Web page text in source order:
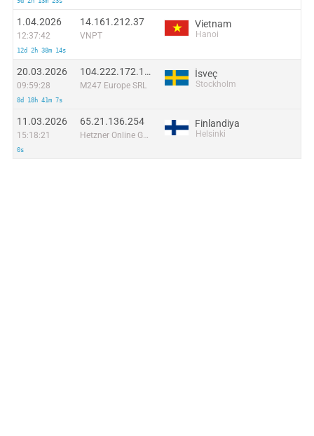
1.04.2026
12:37:42
12d 2h 38m 14s
14.161.212.37
VNPT
Vietnam
Hanoi
20.03.2026
09:59:28
8d 18h 41m 7s
104.222.172.127
M247 Europe SRL
İsveç
Stockholm
11.03.2026
15:18:21
0s
65.21.136.254
Hetzner Online GmbH
Finlandiya
Helsinki